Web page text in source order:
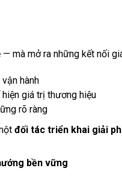
mà mở ra những kết nối
hành
giá trị thương hiệu
rõ ràng
đối tác triển khai giải
bền vững